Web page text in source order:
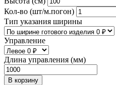
Кол-во (шт/м.погон)
Тип указания ширины
Управление
Длина управления (мм)
В корзину